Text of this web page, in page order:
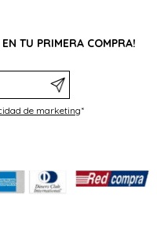
TU PRIMERA COMPRA!
de marketing*